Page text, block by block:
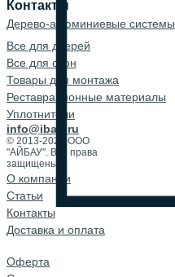
Контакты
Дерево-алюминиевые системы
Все для дверей
Все для окон
Товары для монтажа
Реставрационные материалы
Уплотнители
info@ibau.ru
© 2013-2026 ООО
"АЙБАУ". Все права
защищены.
О компании
Cтатьи
Контакты
Доставка и оплата
Оферта